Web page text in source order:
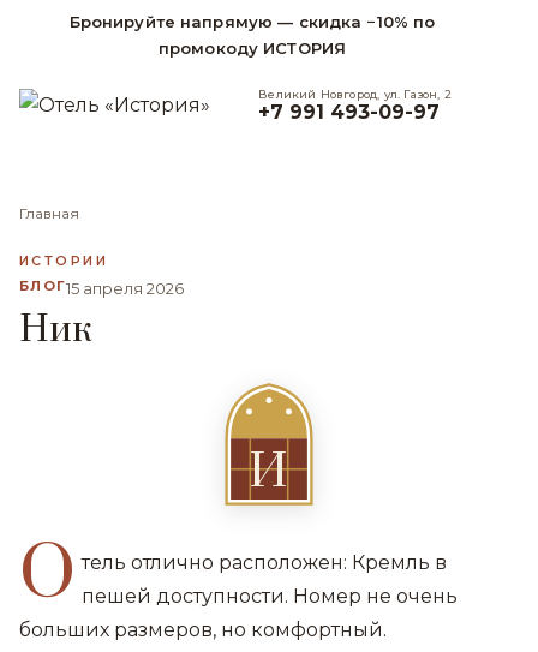
Бронируйте напрямую — скидка −10% по
промокоду ИСТОРИЯ
Великий Новгород, ул. Газон, 2
+7 991 493-09-97
Главная
ИСТОРИИ
БЛОГ15 апреля 2026
Ник
И
О тель отлично расположен: Кремль в
пешей доступности. Номер не очень
больших размеров, но комфортный.